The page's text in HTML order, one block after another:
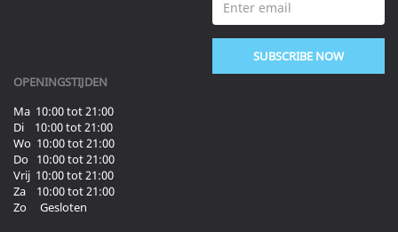
SUBSCRIBE NOW
OPENINGSTIJDEN
Ma 10:00 tot 21:00
Di 10:00 tot 21:00
Wo 10:00 tot 21:00
Do 10:00 tot 21:00
Vrij 10:00 tot 21:00
Za 10:00 tot 21:00
Zo Gesloten